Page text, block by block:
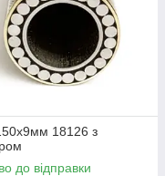
18126 з
до відправки